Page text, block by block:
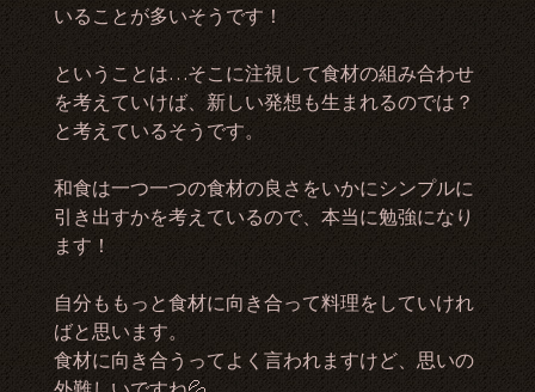
いることが多いそうです！
ということは…そこに注視して食材の組み合わせ
を考えていけば、新しい発想も生まれるのでは？
と考えているそうです。
和食は一つ一つの食材の良さをいかにシンプルに
引き出すかを考えているので、本当に勉強になり
ます！
自分ももっと食材に向き合って料理をしていけれ
ばと思います。
食材に向き合うってよく言われますけど、思いの